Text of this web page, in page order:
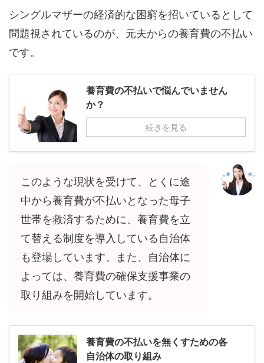
シングルマザーの経済的な困窮を招いているとして
問題視されているのが、元夫からの養育費の不払い
です。
養育費の不払いで悩んでいません
か？
続きを見る
このような現状を受けて、とくに途
中から養育費が不払いとなった母子
世帯を救済するために、養育費を立
て替える制度を導入している自治体
も登場しています。また、自治体に
よっては、養育費の確保支援事業の
取り組みを開始しています。
養育費の不払いを無くすための各
自治体の取り組み